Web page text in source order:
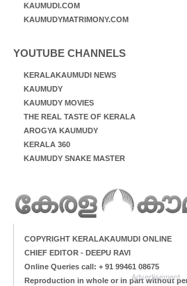
KAUMUDI.COM
KAUMUDYMATRIMONY.COM
YOUTUBE CHANNELS
KERALAKAUMUDI NEWS
KAUMUDY
KAUMUDY MOVIES
THE REAL TASTE OF KERALA
AROGYA KAUMUDY
KERALA 360
KAUMUDY SNAKE MASTER
COPYRIGHT KERALAKAUMUDI ONLINE
CHIEF EDITOR - DEEPU RAVI
Online Queries call: + 91 99461 08675
Reproduction in whole or in part without
Advertisement